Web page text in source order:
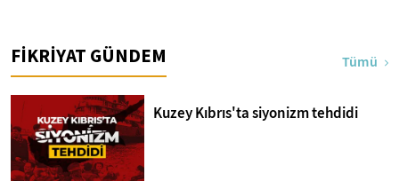
FİKRİYAT GÜNDEM Tümü
Kuzey Kıbrıs'ta siyonizm tehdidi